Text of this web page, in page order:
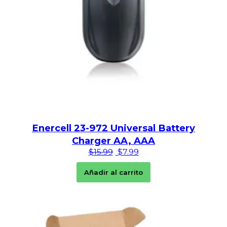
Enercell 23-972 Universal Battery
Charger AA, AAA
$15.99 El precio original era: $15.99.
$7.99El precio actual es:
Añadir al carrito